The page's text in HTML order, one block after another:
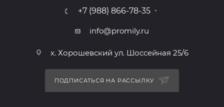
+7 (988) 866-78-35
info@promily.ru
х. Хорошевский ул. Шоссейная 25/6
ПОДПИСАТЬСЯ НА РАССЫЛКУ